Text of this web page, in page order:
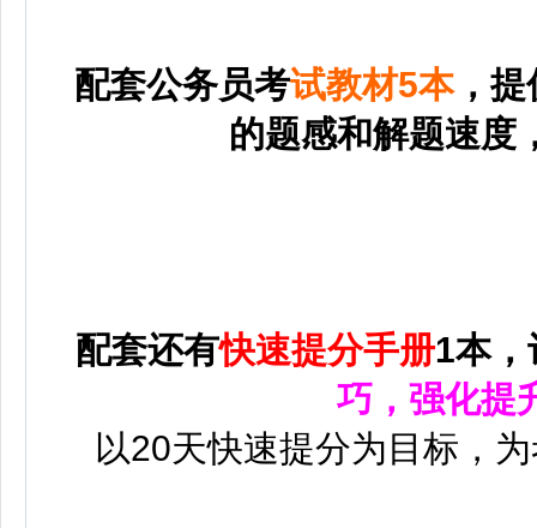
配套公务员考试教材5本，提
的题感和解题速度
配套还有快速提分手册1本，
巧，强化提
以20天快速提分为目标，